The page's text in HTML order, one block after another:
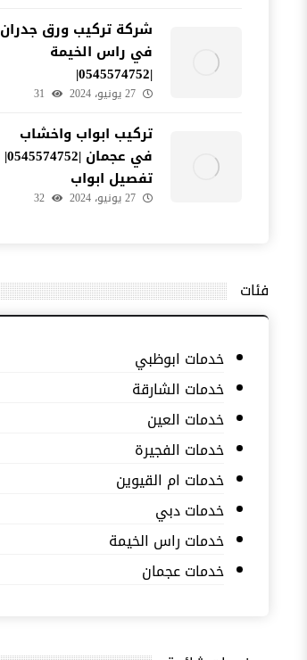
شركة تركيب ورق جدران
في راس الخيمة
|0545574752|
27 يونيو، 2024 31
تركيب ابواب واخشاب
في عجمان |0545574752|
تفصيل ابواب
27 يونيو، 2024 32
فئات
خدمات ابوظبي
خدمات الشارقة
خدمات العين
خدمات الفجيرة
خدمات ام القيوين
خدمات دبي
خدمات راس الخيمة
خدمات عجمان